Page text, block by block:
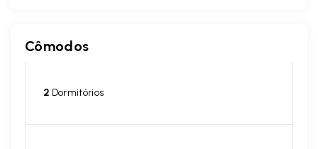
Cômodos
2 Dormitórios